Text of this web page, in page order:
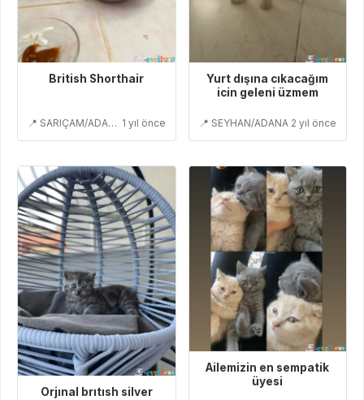
British Shorthair
📍 SARIÇAM/ADANA 1 yıl önce
Yurt dışına cıkacağım
icin geleni üzmem
📍 SEYHAN/ADANA 2 yıl önce
Orjınal brıtısh silver
Ailemizin en sempatik
üyesi